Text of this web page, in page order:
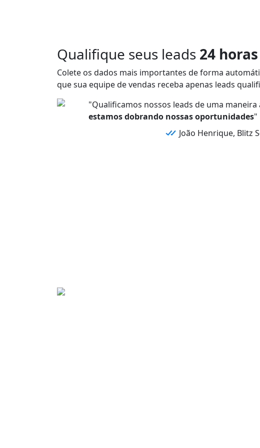
Qualifique seus leads 24
Colete os dados mais importantes de forma
que sua equipe de vendas receba apenas leads
"Qualificamos nossos leads de uma maneira
estamos dobrando nossas oportunidades"
João Henrique, Blitz